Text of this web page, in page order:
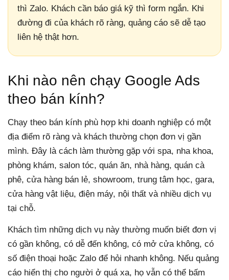
thì Zalo. Khách cần báo giá kỹ thì form ngắn. Khi
đường đi của khách rõ ràng, quảng cáo sẽ dễ tạo
liên hệ thật hơn.
Khi nào nên chạy Google Ads
theo bán kính?
Chạy theo bán kính phù hợp khi doanh nghiệp có một
địa điểm rõ ràng và khách thường chọn đơn vị gần
mình. Đây là cách làm thường gặp với spa, nha khoa,
phòng khám, salon tóc, quán ăn, nhà hàng, quán cà
phê, cửa hàng bán lẻ, showroom, trung tâm học, gara,
cửa hàng vật liệu, điện máy, nội thất và nhiều dịch vụ
tại chỗ.
Khách tìm những dịch vụ này thường muốn biết đơn vị
có gần không, có dễ đến không, có mở cửa không, có
số điện thoại hoặc Zalo để hỏi nhanh không. Nếu quảng
cáo hiển thị cho người ở quá xa, họ vẫn có thể bấm